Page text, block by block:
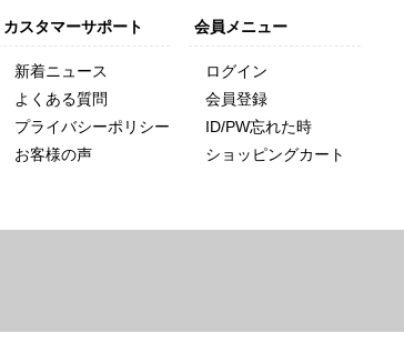
カスタマーサポート
新着ニュース
よくある質問
プライバシーポリシー
お客様の声
会員メニュー
ログイン
会員登録
ID/PW忘れた時
ショッピングカート